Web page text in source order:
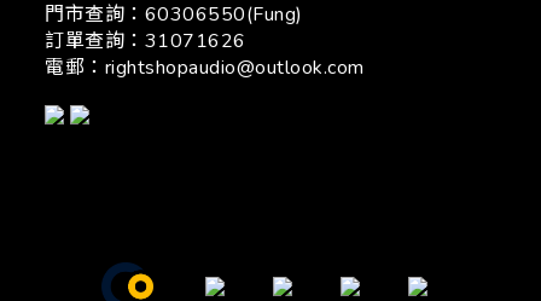
門市查詢：60306550(Fung)
訂單查詢：31071626
電郵： rightshopaudio@outlook.com